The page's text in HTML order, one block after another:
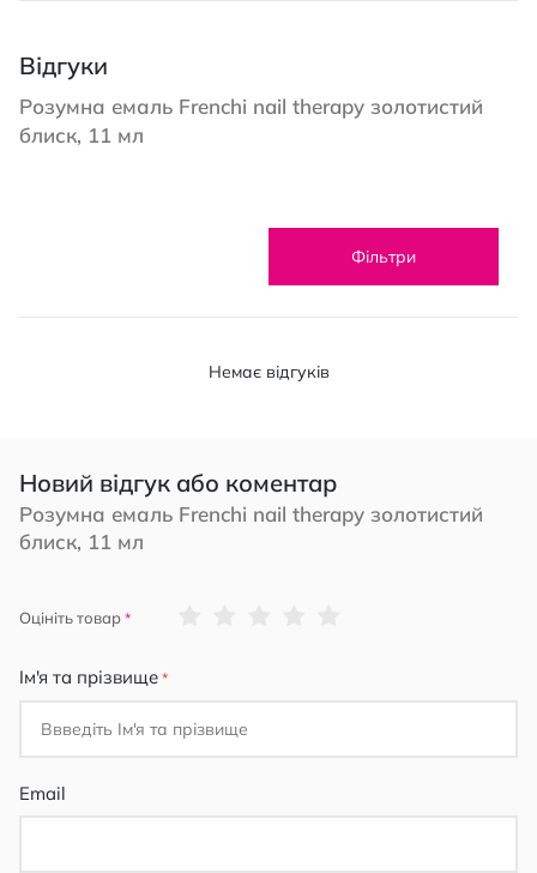
Відгуки
Розумна емаль Frenchi nail therapy золотистий
блиск, 11 мл
Фільтри
Немає відгуків
Новий відгук або коментар
Розумна емаль Frenchi nail therapy золотистий
блиск, 11 мл
Оцініть товар
Ім'я та прізвище
Email